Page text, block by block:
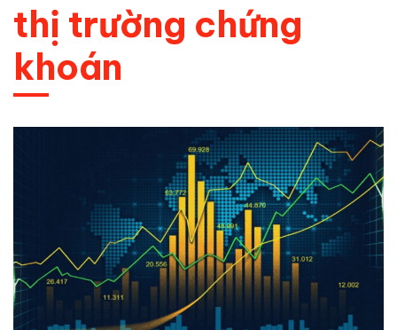
thị trường chứng
khoán